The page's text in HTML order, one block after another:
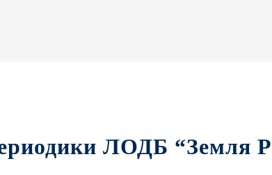
ЛОДБ “Земля